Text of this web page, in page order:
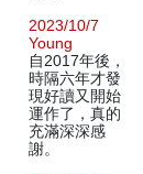
2023/10/7
Young
自2017年後，
時隔六年才發
現好讀又開始
運作了，真的
充滿深深感
謝。